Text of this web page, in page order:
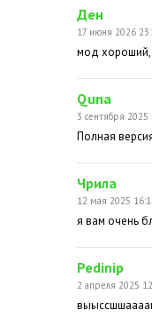
Ден
17 июня 2026
мод хороший,
Quna
3 сентября 2025
Полная
Чрила
12 мая 2025
я вам очень
Pedinip
2 апреля 2025